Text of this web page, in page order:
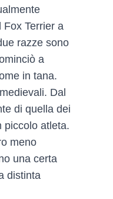
Terrier a
razze sono
a
in tana.
Dal
di quella dei
piccolo atleta.
meno
una certa
distinta